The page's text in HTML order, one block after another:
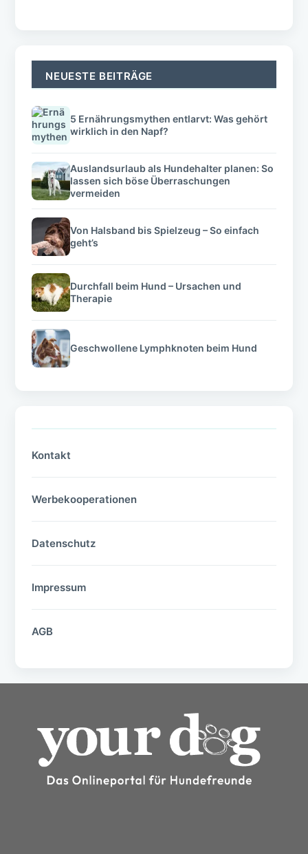
NEUESTE BEITRÄGE
5 Ernährungsmythen entlarvt: Was gehört
wirklich in den Napf?
Auslandsurlaub als Hundehalter planen: So
lassen sich böse Überraschungen
vermeiden
Von Halsband bis Spielzeug – So einfach
geht’s
Durchfall beim Hund – Ursachen und
Therapie
Geschwollene Lymphknoten beim Hund
Kontakt
Werbekooperationen
Datenschutz
Impressum
AGB